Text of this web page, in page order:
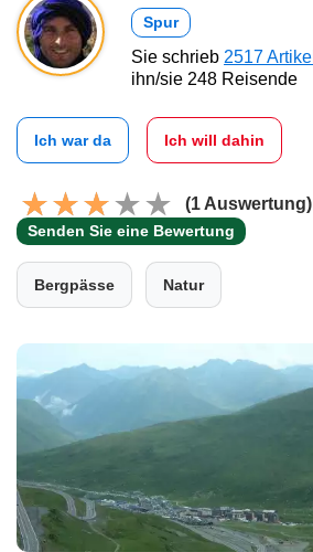
Spur
Sie schrieb 2517 Artikel
ihn/sie 248 Reisende
Ich war da Ich will dahin
(1 Auswertung)
Senden Sie eine Bewertung
Bergpässe Natur